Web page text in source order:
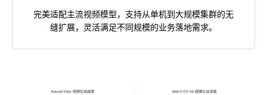
完美适配主流视频模型，支持从单机到大规模集群的无
缝扩展，灵活满足不同规模的业务落地需求。